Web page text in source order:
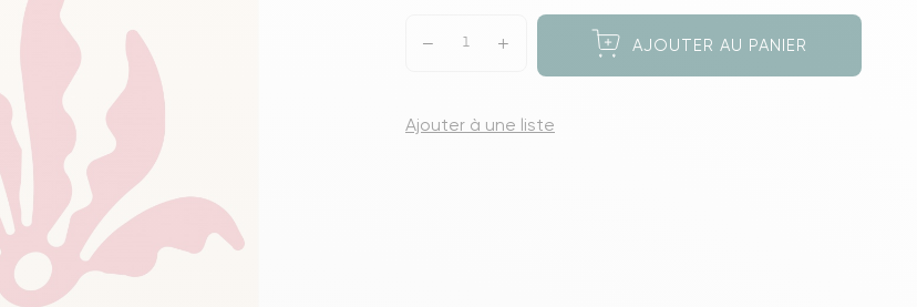
Poufs
Voir toutes les assises Portants & Dressings AJOUTER AU PANIER
Ajouter à une liste